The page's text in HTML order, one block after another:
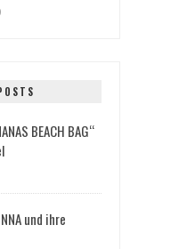
BEACH BAG“
und ihre